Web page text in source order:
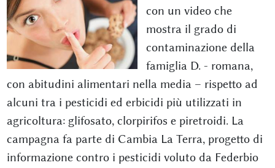
con un video che
mostra il grado di
contaminazione della
famiglia D. - romana,
con abitudini alimentari nella media – rispetto ad
alcuni tra i pesticidi ed erbicidi più utilizzati in
agricoltura: glifosato, clorpirifos e piretroidi. La
campagna fa parte di Cambia La Terra, progetto di
informazione contro i pesticidi voluto da Federbio